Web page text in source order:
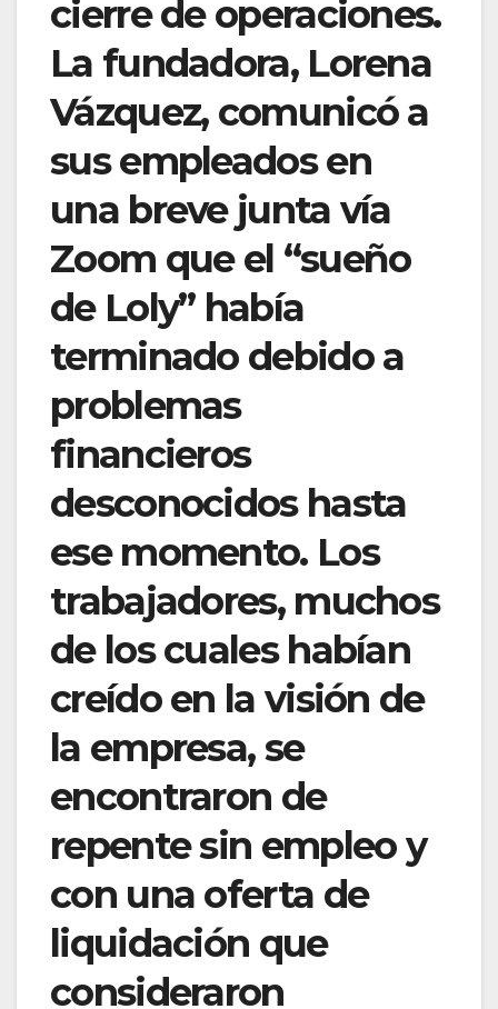
cierre de operaciones.
La fundadora, Lorena
Vázquez, comunicó a
sus empleados en
una breve junta vía
Zoom que el “sueño
de Loly” había
terminado debido a
problemas
financieros
desconocidos hasta
ese momento. Los
trabajadores, muchos
de los cuales habían
creído en la visión de
la empresa, se
encontraron de
repente sin empleo y
con una oferta de
liquidación que
consideraron